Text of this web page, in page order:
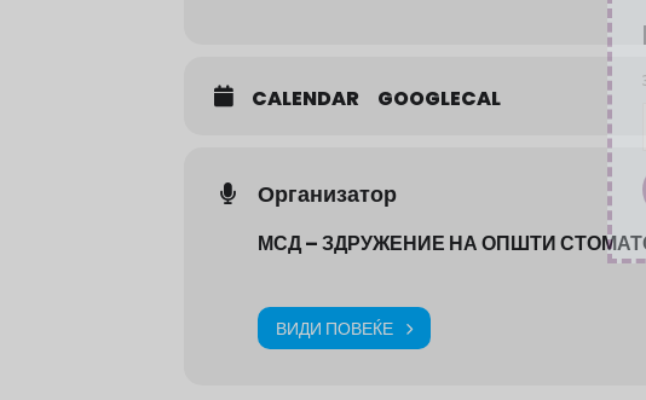
CALENDAR GOOGLECAL
Организатор
МСД – ЗДРУЖЕНИЕ НА ОПШТИ
ВИДИ ПОВЕЌЕ